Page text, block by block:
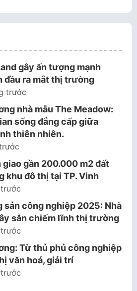
gây ấn tượng mạnh
đầu ra mắt thị trường
trước
nhà mẫu The Meadow:
sống đẳng cấp giữa
thiên nhiên.
giao gần 200.000 m2 đất
khu đô thị tại TP. Vinh
sản công nghiệp 2025: Nhà
sẵn chiếm lĩnh thị trường
Từ thủ phủ công nghiệp
văn hoá, giải trí